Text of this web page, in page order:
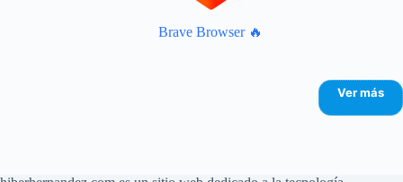
Brave Browser 🔥
Ver más